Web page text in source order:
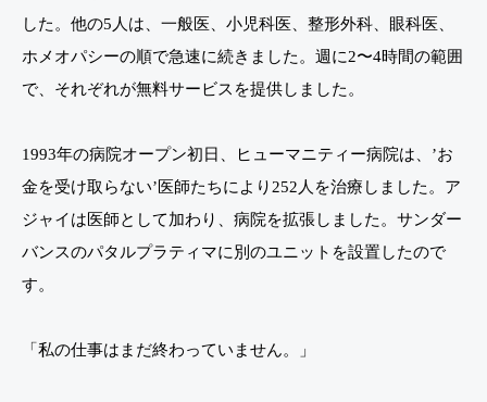
した。他の5人は、一般医、小児科医、整形外科、眼科医、
ホメオパシーの順で急速に続きました。週に2〜4時間の範囲
で、それぞれが無料サービスを提供しました。
1993年の病院オープン初日、ヒューマニティー病院は、’お
金を受け取らない’医師たちにより252人を治療しました。ア
ジャイは医師として加わり、病院を拡張しました。サンダー
バンスのパタルプラティマに別のユニットを設置したので
す。
「私の仕事はまだ終わっていません。」